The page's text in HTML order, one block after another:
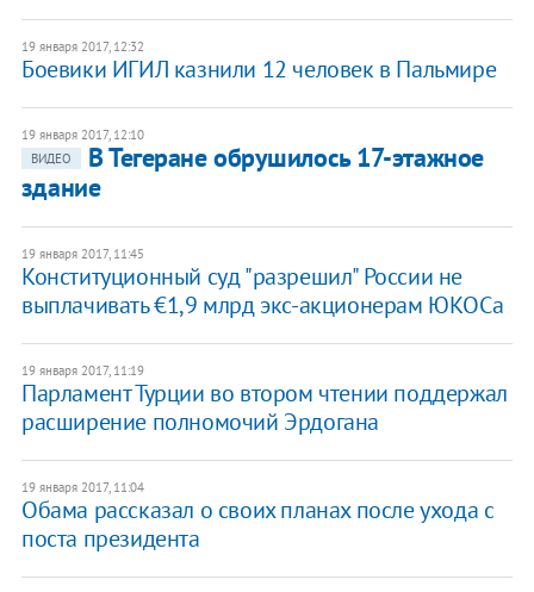
19 января 2017, 12:32
Боевики ИГИЛ казнили 12 человек в Пальмире
19 января 2017, 12:10
ВИДЕО
В Тегеране обрушилось 17-этажное
здание
19 января 2017, 11:45
Конституционный суд "разрешил" России не
выплачивать €1,9 млрд экс-акционерам ЮКОСа
19 января 2017, 11:19
Парламент Турции во втором чтении поддержал
расширение полномочий Эрдогана
19 января 2017, 11:04
Обама рассказал о своих планах после ухода с
поста президента